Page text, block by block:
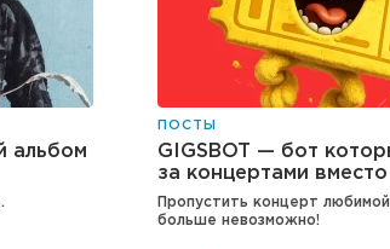
альбом
ПОСТЫ
GIGSBOT — бот
за концертами
Пропустить концерт любимой
больше невозможно!